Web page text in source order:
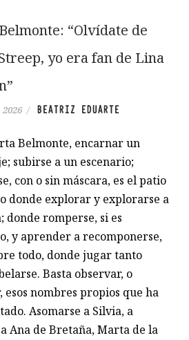
“Olvídate de
yo era fan de Lina
/ BEATRIZ EDUARTE
Belmonte, encarnar un
subirse a un escenario;
con o sin máscara, es el patio
donde explorar y explorarse a
donde romperse, si es
y aprender a recomponerse,
todo, donde jugar tanto
Basta observar, o
nombres propios que ha
Asomarse a Silvia, a
Ana de Bretaña, Marta de la